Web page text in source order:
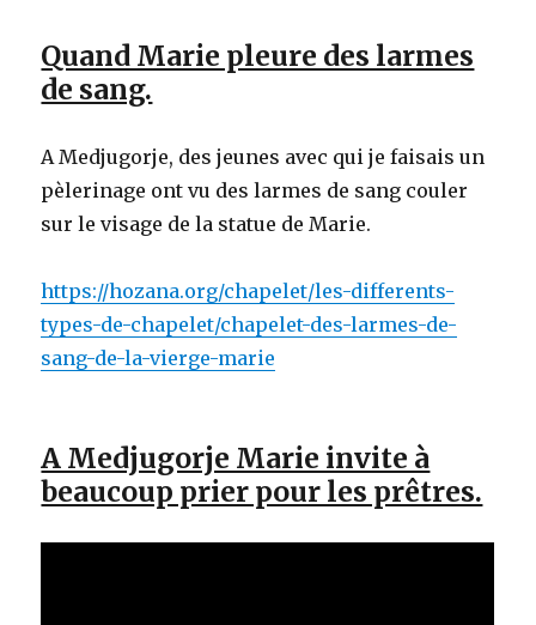
Quand Marie pleure des larmes
de sang.
A Medjugorje, des jeunes avec qui je faisais un
pèlerinage ont vu des larmes de sang couler
sur le visage de la statue de Marie.
https://hozana.org/chapelet/les-differents-
types-de-chapelet/chapelet-des-larmes-de-
sang-de-la-vierge-marie
A Medjugorje Marie invite à
beaucoup prier pour les prêtres.